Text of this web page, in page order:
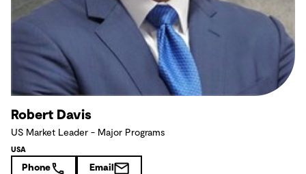
Robert Davis
US Market Leader - Major Programs
USA
Phone Email